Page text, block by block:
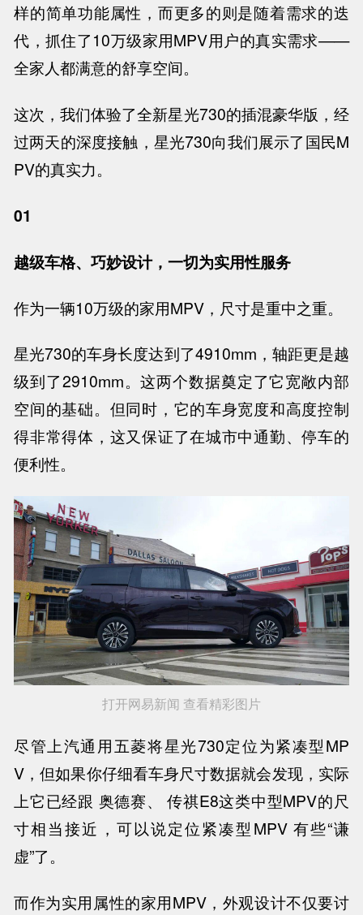
样的简单功能属性，而更多的则是随着需求的迭
代，抓住了10万级家用MPV用户的真实需求——
全家人都满意的舒享空间。
这次，我们体验了全新星光730的插混豪华版，经
过两天的深度接触，星光730向我们展示了国民M
PV的真实力。
01
越级车格、巧妙设计，一切为实用性服务
作为一辆10万级的家用MPV，尺寸是重中之重。
星光730的车身长度达到了4910mm，轴距更是越
级到了2910mm。这两个数据奠定了它宽敞内部
空间的基础。但同时，它的车身宽度和高度控制
得非常得体，这又保证了在城市中通勤、停车的
便利性。
打开网易新闻 查看精彩图片
尽管上汽通用五菱将星光730定位为紧凑型MP
V，但如果你仔细看车身尺寸数据就会发现，实际
上它已经跟 奥德赛、 传祺E8这类中型MPV的尺
寸相当接近，可以说定位紧凑型MPV 有些“谦
虚”了。
而作为实用属性的家用MPV，外观设计不仅要讨